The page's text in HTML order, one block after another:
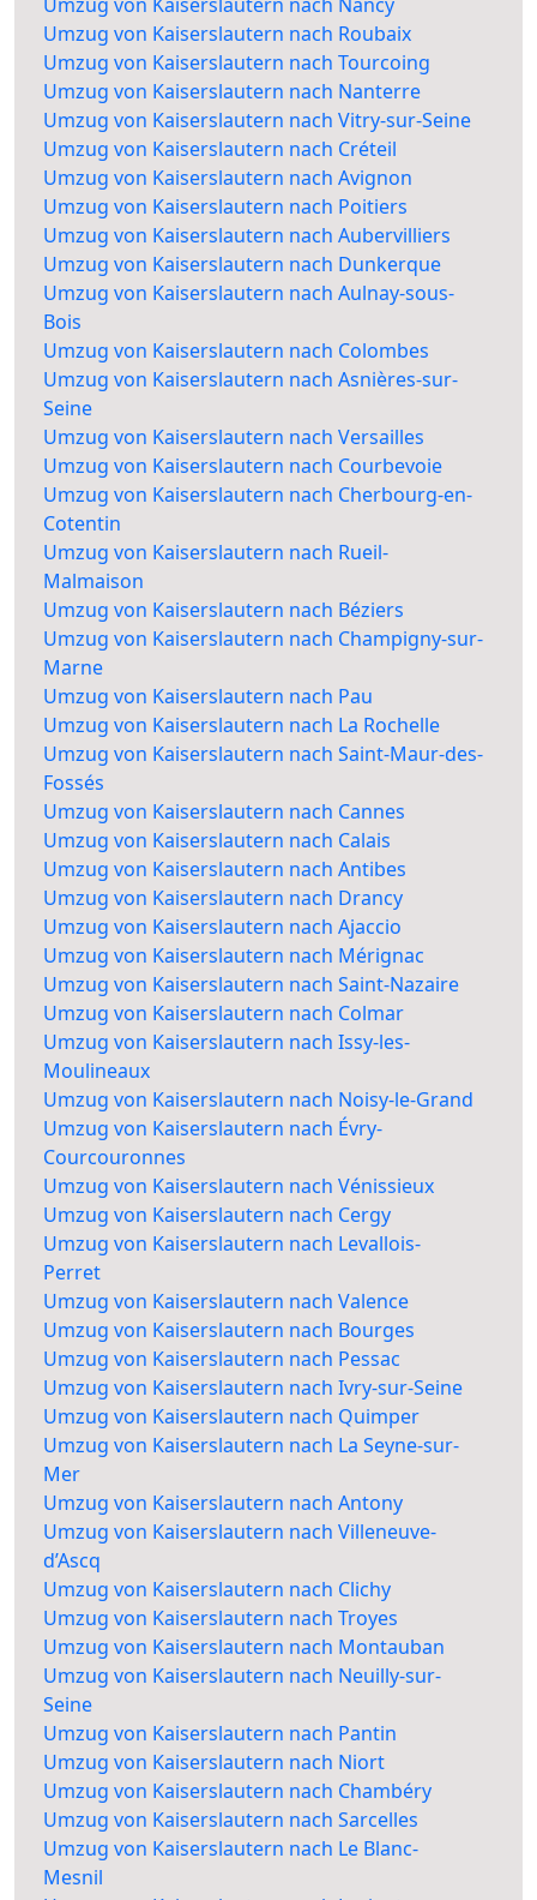
Umzug von Kaiserslautern nach Roubaix
Umzug von Kaiserslautern nach Tourcoing
Umzug von Kaiserslautern nach Nanterre
Umzug von Kaiserslautern nach Vitry-sur-Seine
Umzug von Kaiserslautern nach Créteil
Umzug von Kaiserslautern nach Avignon
Umzug von Kaiserslautern nach Poitiers
Umzug von Kaiserslautern nach Aubervilliers
Umzug von Kaiserslautern nach Dunkerque
Umzug von Kaiserslautern nach Aulnay-sous-
Bois
Umzug von Kaiserslautern nach Colombes
Umzug von Kaiserslautern nach Asnières-sur-
Seine
Umzug von Kaiserslautern nach Versailles
Umzug von Kaiserslautern nach Courbevoie
Umzug von Kaiserslautern nach Cherbourg-en-
Cotentin
Umzug von Kaiserslautern nach Rueil-
Malmaison
Umzug von Kaiserslautern nach Béziers
Umzug von Kaiserslautern nach Champigny-sur-
Marne
Umzug von Kaiserslautern nach Pau
Umzug von Kaiserslautern nach La Rochelle
Umzug von Kaiserslautern nach Saint-Maur-des-
Fossés
Umzug von Kaiserslautern nach Cannes
Umzug von Kaiserslautern nach Calais
Umzug von Kaiserslautern nach Antibes
Umzug von Kaiserslautern nach Drancy
Umzug von Kaiserslautern nach Ajaccio
Umzug von Kaiserslautern nach Mérignac
Umzug von Kaiserslautern nach Saint-Nazaire
Umzug von Kaiserslautern nach Colmar
Umzug von Kaiserslautern nach Issy-les-
Moulineaux
Umzug von Kaiserslautern nach Noisy-le-Grand
Umzug von Kaiserslautern nach Évry-
Courcouronnes
Umzug von Kaiserslautern nach Vénissieux
Umzug von Kaiserslautern nach Cergy
Umzug von Kaiserslautern nach Levallois-
Perret
Umzug von Kaiserslautern nach Valence
Umzug von Kaiserslautern nach Bourges
Umzug von Kaiserslautern nach Pessac
Umzug von Kaiserslautern nach Ivry-sur-Seine
Umzug von Kaiserslautern nach Quimper
Umzug von Kaiserslautern nach La Seyne-sur-
Mer
Umzug von Kaiserslautern nach Antony
Umzug von Kaiserslautern nach Villeneuve-
d’Ascq
Umzug von Kaiserslautern nach Clichy
Umzug von Kaiserslautern nach Troyes
Umzug von Kaiserslautern nach Montauban
Umzug von Kaiserslautern nach Neuilly-sur-
Seine
Umzug von Kaiserslautern nach Pantin
Umzug von Kaiserslautern nach Niort
Umzug von Kaiserslautern nach Chambéry
Umzug von Kaiserslautern nach Sarcelles
Umzug von Kaiserslautern nach Le Blanc-
Mesnil